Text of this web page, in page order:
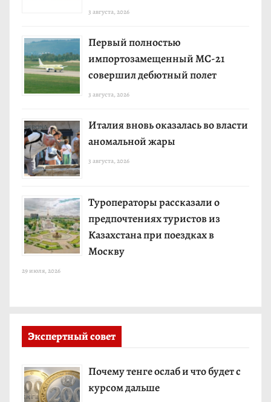
3 августа, 2026
Первый полностью
импортозамещенный МС-21
совершил дебютный полет
3 августа, 2026
Италия вновь оказалась во власти
аномальной жары
3 августа, 2026
Туроператоры рассказали о
предпочтениях туристов из
Казахстана при поездках в
Москву
29 июля, 2026
Экспертный совет
Почему тенге ослаб и что будет с
курсом дальше